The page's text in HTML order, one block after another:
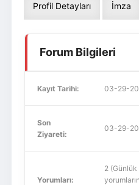
Profil Detayları İmza
Forum Bilgileri
Kayıt Tarihi: 03-29-
Son
Ziyareti:
03-29-
Yorumları:
2